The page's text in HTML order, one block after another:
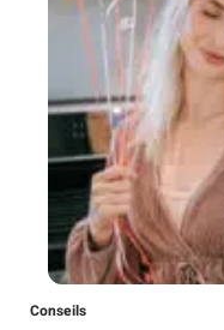
Conseils